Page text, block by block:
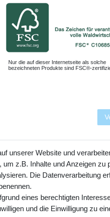
Nur die auf dieser Internetseite als solche
bezeichneten Produkte sind FSC®-
unserer Website und
z.B. Inhalte und Anzeigen zu
Die Datenverarbeitung
eines berechtigten
und die Einwilligung zu